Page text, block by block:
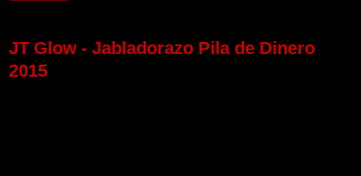
JT Glow - Jabladorazo Pila de Dinero
2015